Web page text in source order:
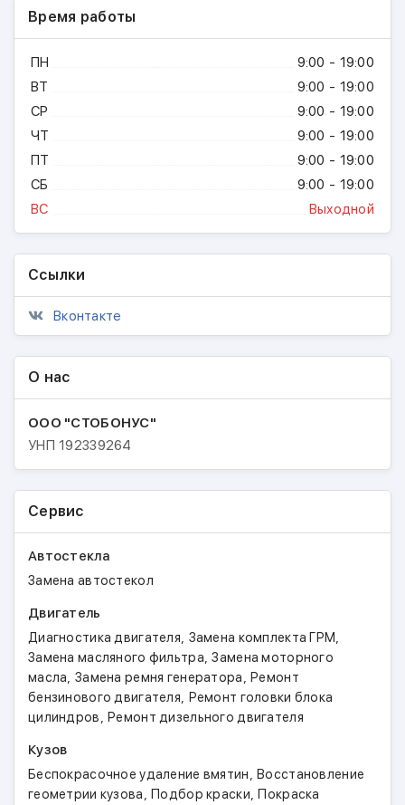
Время работы
ПН
9:00 - 19:00
ВТ
9:00 - 19:00
СР
9:00 - 19:00
ЧТ
9:00 - 19:00
ПТ
9:00 - 19:00
СБ
9:00 - 19:00
ВС
Выходной
Ссылки
Вконтакте
О нас
ООО "СТОБОНУС"
УНП192339264
Сервис
Автостекла
Замена автостекол
Двигатель
Диагностика двигателя, Замена комплекта ГРМ,
Замена масляного фильтра,Замена моторного
масла,Замена ремня генератора,Ремонт
бензинового двигателя, Ремонт головки блока
цилиндров,Ремонт дизельного двигателя
Кузов
Беспокрасочное удаление вмятин,Восстановление
геометрии кузова,Подбор краски,Покраска